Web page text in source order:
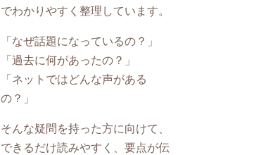
でわかりやすく整理しています。
「なぜ話題になっているの？」
「過去に何があったの？」
「ネットではどんな声がある
の？」
そんな疑問を持った方に向けて、
できるだけ読みやすく、要点が伝